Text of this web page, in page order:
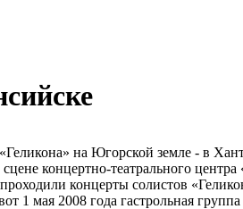
на Югорской земле - в
концертно-театрального
концерты солистов
мая 2008 года гастрольная